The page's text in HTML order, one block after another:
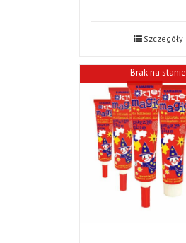
Szczegóły
Brak na stanie